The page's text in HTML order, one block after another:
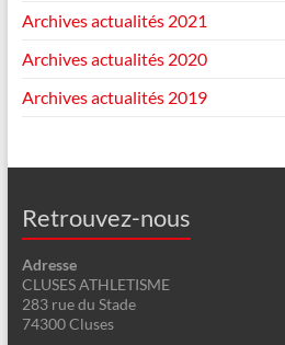
Archives actualités 2021
Archives actualités 2020
Archives actualités 2019
Retrouvez-nous
Adresse
CLUSES ATHLETISME
283 rue du Stade
74300 Cluses